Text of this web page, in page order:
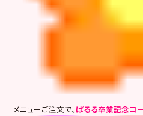
メニューご注文で、 ぱるる卒業記念コ